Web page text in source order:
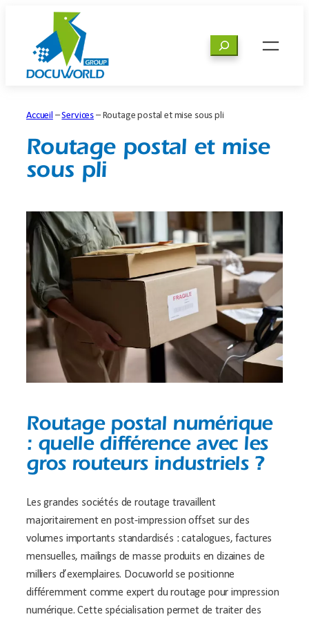
contenu
Rechercher
Accueil –Services – Routage postal et mise sous pli
Routage postal et mise
sous pli
Routage postal numérique
: quelle différence avec les
gros routeurs industriels ?
Les grandes sociétés de routage travaillent
majoritairement en post-impression offset sur des
volumes importants standardisés : catalogues, factures
mensuelles, mailings de masse produits en dizaines de
milliers d’exemplaires. Docuworld se positionne
différemment comme expert du routage pour impression
numérique. Cette spécialisation permet de traiter des